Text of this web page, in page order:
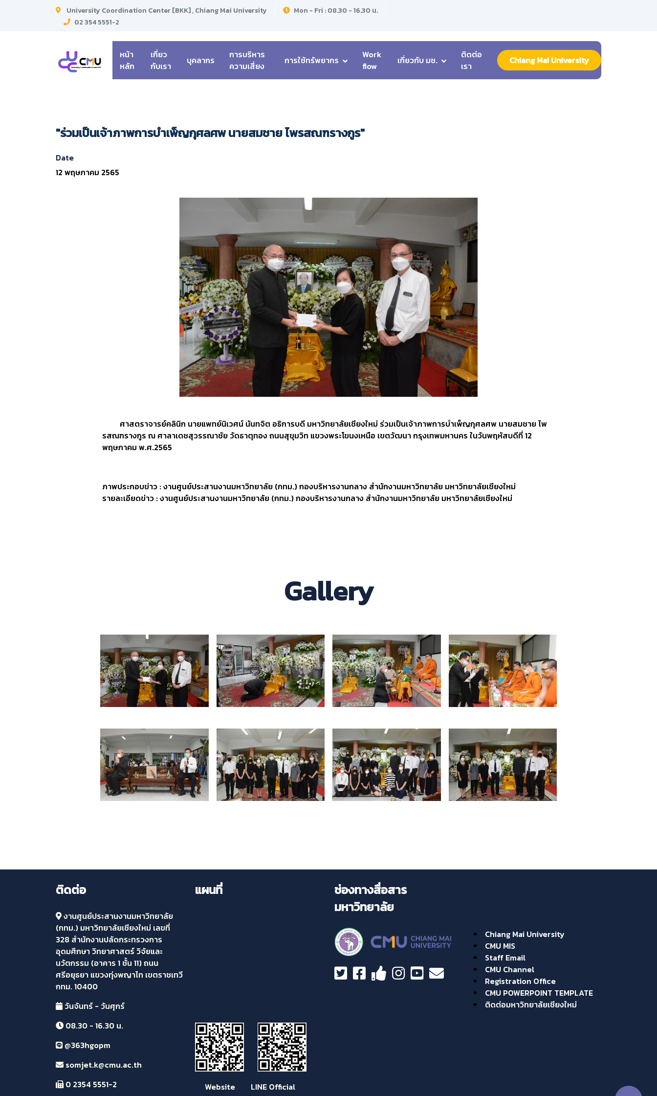
University Coordination Center [BKK] , Chiang Mai University
Mon - Fri : 08.30 - 16.30 น.
02 354 5551-2
หน้า
หลัก
เกี่ยว
กับเรา
บุคลากร
การบริหาร
ความเสี่ยง
การใช้ทรัพยากร
Work
flow
เกี่ยวกับ มช.
ติดต่อ
เรา
Chiang Mai University
"ร่วมเป็นเจ้าภาพการบำเพ็ญกุศลศพ นายสมชาย ไพรสณฑรางกูร"
Date
12 พฤษภาคม 2565
ศาสตราจารย์คลินิก นายแพทย์นิเวศน์ นันทจิต อธิการบดี มหาวิทยาลัยเชียงใหม่ ร่วมเป็นเจ้าภาพการบำเพ็ญกุศลศพ นายสมชาย ไพ
รสณฑรางกูร ณ ศาลาเดชสุวรรณาชัย วัดธาตุทอง ถนนสุขุมวิท แขวงพระโขนงเหนือ เขตวัฒนา กรุงเทพมหานคร ในวันพฤหัสบดีที่ 12
พฤษภาคม พ.ศ.2565
ภาพประกอบข่าว : งานศูนย์ประสานงานมหาวิทยาลัย (กทม.) กองบริหารงานกลาง สำนักงานมหาวิทยาลัย มหาวิทยาลัยเชียงใหม่
รายละเอียดข่าว : งานศูนย์ประสานงานมหาวิทยาลัย (กทม.) กองบริหารงานกลาง สำนักงานมหาวิทยาลัย มหาวิทยาลัยเชียงใหม่
Gallery
ติดต่อ
งานศูนย์ประสานงานมหาวิทยาลัย
(กทม.) มหาวิทยาลัยเชียงใหม่ เลขที่
328 สำนักงานปลัดกระทรวงการ
อุดมศึกษา วิทยาศาสตร์ วิจัยและ
นวัตกรรม (อาคาร 1 ชั้น 11) ถนน
ศรีอยุธยา แขวงทุ่งพญาไท เขตราชเทวี
กทม. 10400
วันจันทร์ - วันศุกร์
08.30 - 16.30 น.
@363hgopm
somjet.k@cmu.ac.th
0 2354 5551-2
แผนที่
Website LINE Official
ช่องทางสื่อสาร
มหาวิทยาลัย
Chiang Mai University
CMU MIS
Staff Email
CMU Channel
Registration Office
CMU POWERPOINT TEMPLATE
ติดต่อมหาวิทยาลัยเชียงใหม่